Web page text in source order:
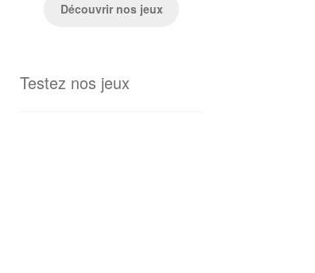
Découvrir nos jeux
Testez nos jeux